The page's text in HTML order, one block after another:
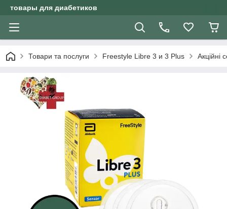
товары для диабетиков
Товари та послуги Freestyle Libre 3 и 3 Plus Акційні